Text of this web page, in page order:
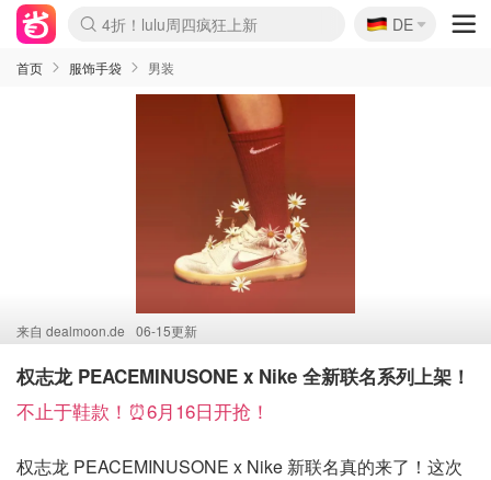
Boticinal 夏促开抢！
4折！lulu周四疯狂上新
还没结束！&OtherStories大促
Joybuy变相75折 随时失效
速领！Stanley独家85折
疑似霸哥！Camper额外叠85折
Zalando 奥莱闪促！每日更新
Moncler反季囤！5折起+叠9折
Coach Brooklyn仅€192
🇩🇪
DE
首页 服饰手袋 男装
来自 dealmoon.de 06-15更新
权志龙 PEACEMINUSONE x Nike 全新联名系列上架！
不止于鞋款！⏰6月16日开抢！
权志龙 PEACEMINUSONE x Nike 新联名真的来了！这次